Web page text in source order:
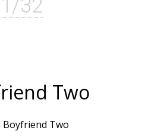
32
Two